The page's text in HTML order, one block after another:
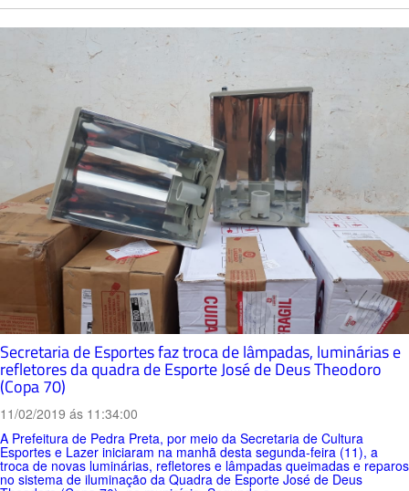
Secretaria de Esportes faz troca de lâmpadas, luminárias e
refletores da quadra de Esporte José de Deus Theodoro
(Copa 70)
11/02/2019 ás 11:34:00
A Prefeitura de Pedra Preta, por meio da Secretaria de Cultura
Esportes e Lazer iniciaram na manhã desta segunda-feira (11), a
troca de novas luminárias, refletores e lâmpadas queimadas e reparos
no sistema de iluminação da Quadra de Esporte José de Deus